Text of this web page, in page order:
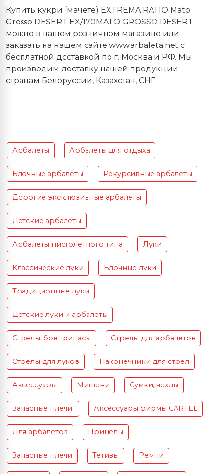
Купить кукри (мачете) EXTREMA RATIO Mato
Grosso DESERT EX/170MATO GROSSO DESERT
можно в нашем розничном магазине или
заказать на нашем сайте www.arbaleta.net с
бесплатной доставкой по г. Москва и РФ. Мы
производим доставку нашей продукции
странам Белоруссии, Казахстан, СНГ
Арбалеты Арбалеты для отдыха
Блочные арбалеты Рекурсивные арбалеты
Дорогие эксклюзивные арбалеты
Детские арбалеты
Арбалеты пистолетного типа Луки
Классические луки Блочные луки
Традиционные луки
Детские луки и арбалеты
Стрелы, боеприпасы Стрелы для арбалетов
Стрелы для луков Наконечники для стрел
Аксессуары Мишени Сумки, чехлы
Запасные плечи. Аксессуары фирмы CARTEL
Для арбалетов Прицелы
Запасные плечи Тетивы Ремни